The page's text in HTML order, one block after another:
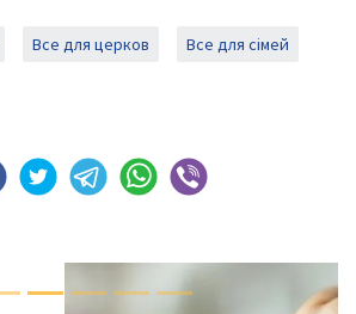
Все для церков Все для сімей